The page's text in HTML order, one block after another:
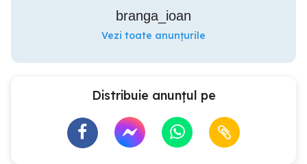
branga_ioan
Vezi toate anunțurile
Distribuie anunțul pe